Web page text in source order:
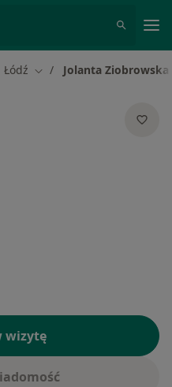
Łódź Zmień miasto
Jolanta Ziobrowska
wizytę